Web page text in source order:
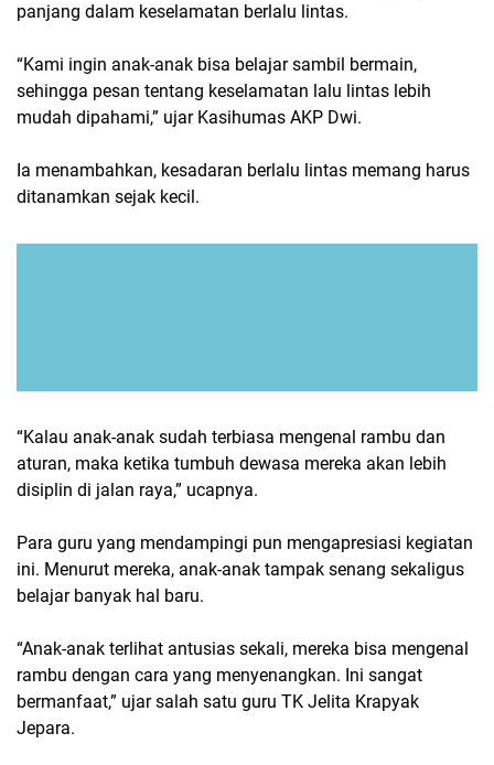
panjang dalam keselamatan berlalu lintas.
“Kami ingin anak-anak bisa belajar sambil bermain,
sehingga pesan tentang keselamatan lalu lintas lebih
mudah dipahami,” ujar Kasihumas AKP Dwi.
Ia menambahkan, kesadaran berlalu lintas memang harus
ditanamkan sejak kecil.
“Kalau anak-anak sudah terbiasa mengenal rambu dan
aturan, maka ketika tumbuh dewasa mereka akan lebih
disiplin di jalan raya,” ucapnya.
Para guru yang mendampingi pun mengapresiasi kegiatan
ini. Menurut mereka, anak-anak tampak senang sekaligus
belajar banyak hal baru.
“Anak-anak terlihat antusias sekali, mereka bisa mengenal
rambu dengan cara yang menyenangkan. Ini sangat
bermanfaat,” ujar salah satu guru TK Jelita Krapyak
Jepara.